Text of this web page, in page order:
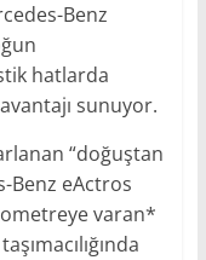
Benz
hatlarda
sunuyor.
“doğuştan
Benz eActros
varan*